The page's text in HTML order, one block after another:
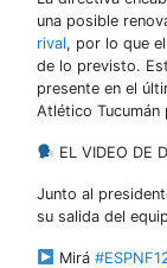
una posible
rival, por lo que
de lo previsto.
presente en el
Atlético Tucumán
EL VIDEO DE
Junto al
su salida del
Mirá